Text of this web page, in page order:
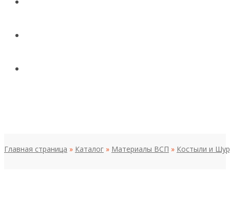
Главная страница » Каталог » Материалы ВСП » Костыли и